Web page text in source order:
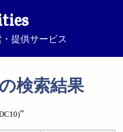
提供サービス
検索結果
”